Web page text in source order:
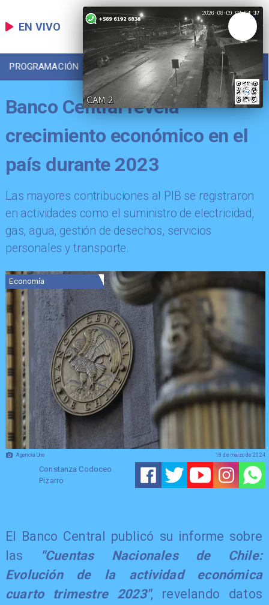
EN VIVO
PROGRAMACIÓN LOCAL DEPORTES
Banco Central revela
crecimiento económico en el
país durante 2023
Las mayores contribuciones al PIB se registraron
en actividades como el suministro de electricidad,
gas, agua, gestión de desechos, servicios
personales y transporte.
Agencia Uno
Economía
Constanza Codoceo
Pizarro
18 de marzo de 2024
​El Banco Central publicó su informe sobre
las
"Cuentas Nacionales de Chile:
Evolución de la actividad económica
cuarto trimestre 2023", revelando datos